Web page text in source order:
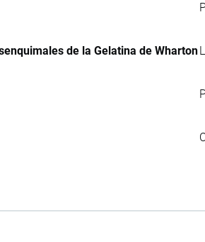
de la Gelatina de Wharton